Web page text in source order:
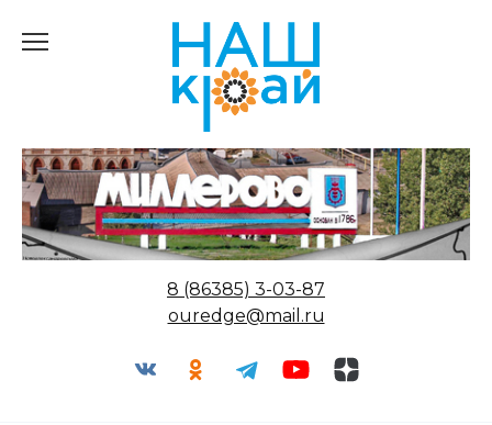
8 (86385) 3-03-87
ouredge@mail.ru